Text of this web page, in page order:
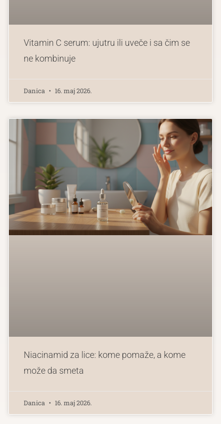
Vitamin C serum: ujutru ili uveče i sa čim se
ne kombinuje
Danica 16. maj 2026.
Niacinamid za lice: kome pomaže, a kome
može da smeta
Danica 16. maj 2026.